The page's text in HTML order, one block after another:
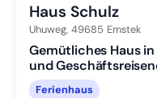
Haus Schulz
Uhuweg, 49685 Emstek
Gemütliches Haus
und
Ferienhaus